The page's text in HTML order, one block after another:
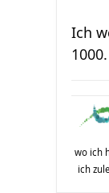
Ich
wo ich
ich